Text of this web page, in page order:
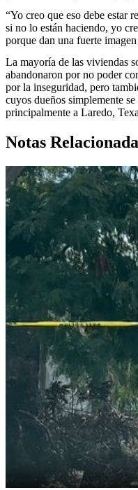
“Yo creo que eso debe estar
si no lo están haciendo, yo
porque dan una fuerte
La mayoría de las viviendas
abandonaron por no poder
por la inseguridad, pero
cuyos dueños simplemente
principalmente a Laredo,
Notas